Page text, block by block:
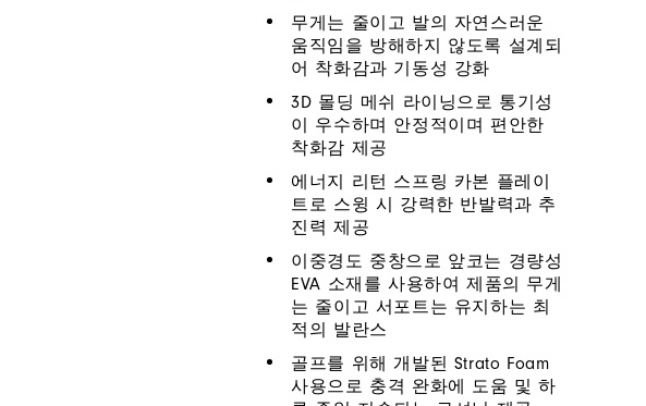
무게는 줄이고 발의 자연스러운
움직임을 방해하지 않도록 설계되
어 착화감과 기동성 강화
3D 몰딩 메쉬 라이닝으로 통기성
이 우수하며 안정적이며 편안한
착화감 제공
에너지 리턴 스프링 카본 플레이
트로 스윙 시 강력한 반발력과 추
진력 제공
이중경도 중창으로 앞코는 경량성
EVA 소재를 사용하여 제품의 무게
는 줄이고 서포트는 유지하는 최
적의 발란스
골프를 위해 개발된 Strato Foam
사용으로 충격 완화에 도움 및 하